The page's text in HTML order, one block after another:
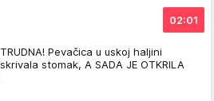
02:01
Pevačica u uskoj haljini
stomak, A SADA JE OTKRILA